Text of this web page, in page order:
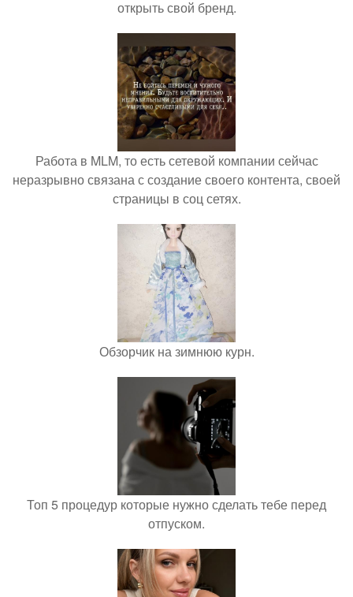
открыть свой бренд.
Работа в MLM, то есть сетевой компании сейчас
неразрывно связана с создание своего контента, своей
страницы в соц сетях.
Обзорчик на зимнюю курн.
Топ 5 процедур которые нужно сделать тебе перед
отпуском.